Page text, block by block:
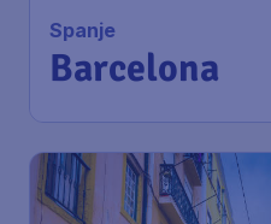
Spanje
Barcelona